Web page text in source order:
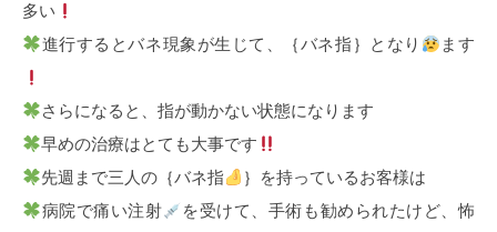
多い
進行するとバネ現象が生じて、｛バネ指｝となり
ます
さらになると、指が動かない状態になります
早めの治療はとても大事です
先週まで三人の｛バネ指
｝を持っているお客様は
病院で痛い注射
を受けて、手術も勧められたけど、怖